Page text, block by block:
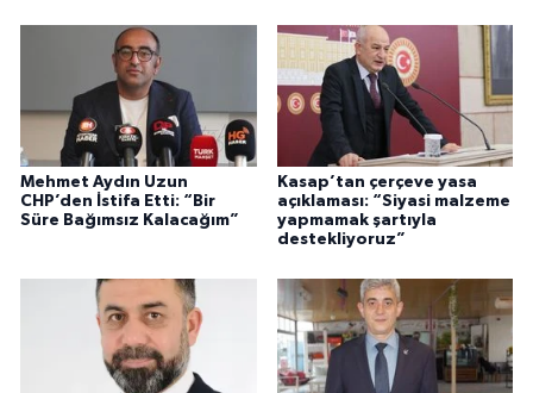
Mehmet Aydın Uzun
CHP’den İstifa Etti: “Bir
Süre Bağımsız Kalacağım”
Kasap’tan çerçeve yasa
açıklaması: “Siyasi malzeme
yapmamak şartıyla
destekliyoruz”